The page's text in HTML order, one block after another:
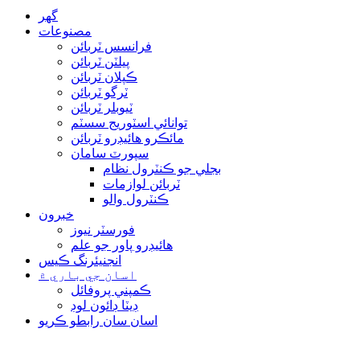
گھر
مصنوعات
فرانسس ٽربائن
پيلٽن ٽربائن
ڪپلان ٽربائن
ٽرگو ٽربائن
ٽيوبلر ٽربائن
توانائي اسٽوريج سسٽم
مائڪرو هائيڊرو ٽربائن
سپورٽ سامان
بجلي جو ڪنٽرول نظام
ٽربائن لوازمات
ڪنٽرول والو
خبرون
فورسٽر نيوز
هائيڊرو پاور جو علم
انجنيئرنگ ڪيس
اسان جي باري ۾
ڪمپني پروفائل
ڊيٽا ڊائون لوڊ
اسان سان رابطو ڪريو